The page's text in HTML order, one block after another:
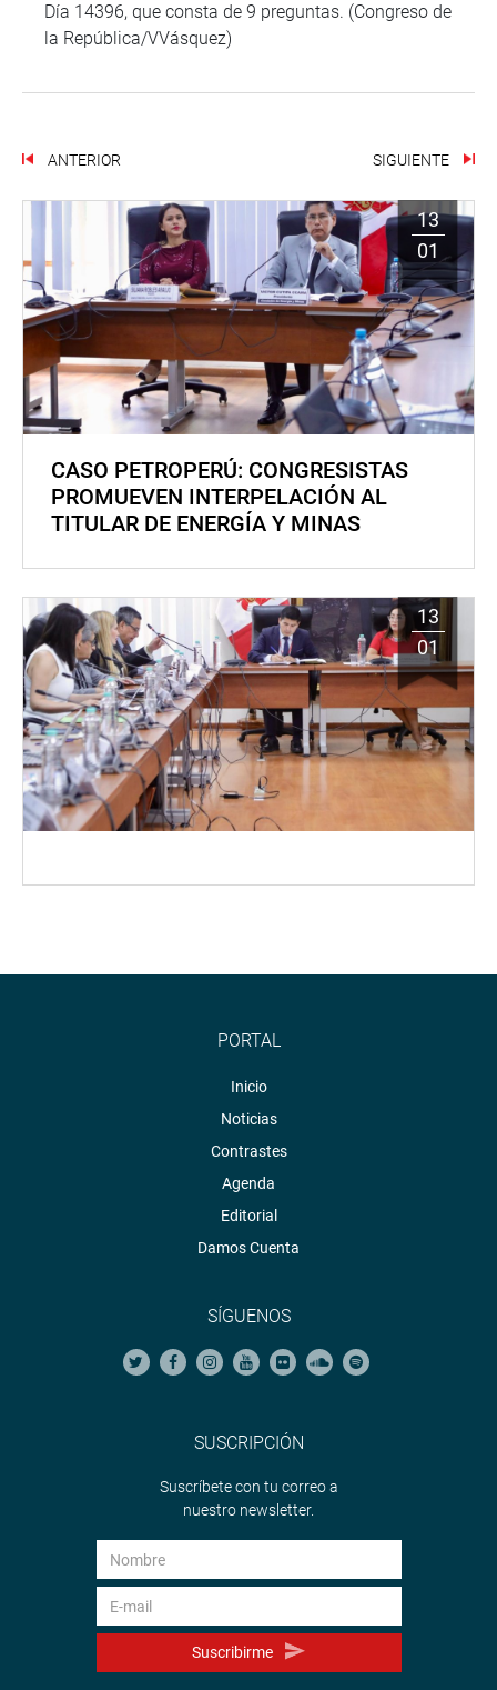
Día 14396, que consta de 9 preguntas. (Congreso de
la República/VVásquez)
ANTERIOR SIGUIENTE
13
01
CASO PETROPERÚ: CONGRESISTAS
PROMUEVEN INTERPELACIÓN AL
TITULAR DE ENERGÍA Y MINAS
13
01
PORTAL
Inicio
Noticias
Contrastes
Agenda
Editorial
Damos Cuenta
SÍGUENOS
SUSCRIPCIÓN
Suscríbete con tu correo a
nuestro newsletter.
Suscribirme